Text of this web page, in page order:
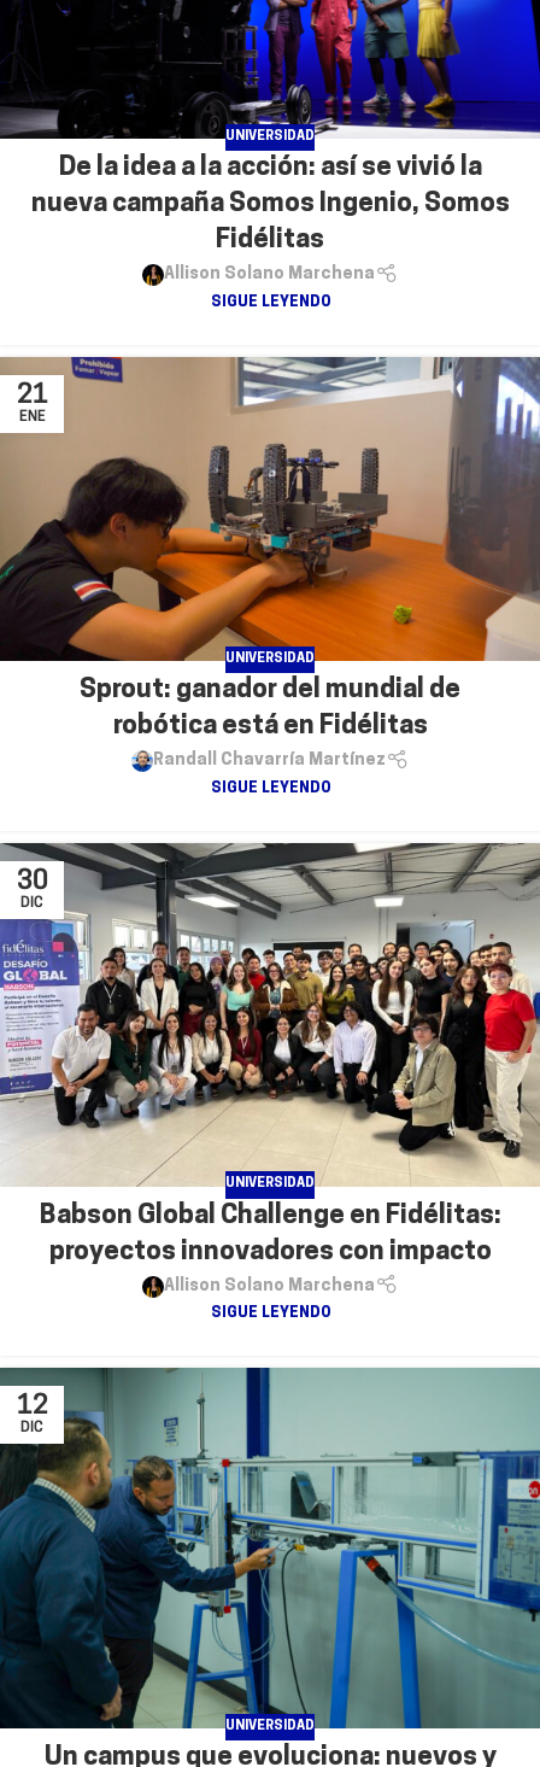
UNIVERSIDAD
De la idea a la acción: así se vivió la
nueva campaña Somos Ingenio, Somos
Fidélitas
Allison Solano Marchena
SIGUE LEYENDO
21
ENE
UNIVERSIDAD
Sprout: ganador del mundial de
robótica está en Fidélitas
Randall Chavarría Martínez
SIGUE LEYENDO
30
DIC
UNIVERSIDAD
Babson Global Challenge en Fidélitas:
proyectos innovadores con impacto
Allison Solano Marchena
SIGUE LEYENDO
12
DIC
UNIVERSIDAD
Un campus que evoluciona: nuevos y